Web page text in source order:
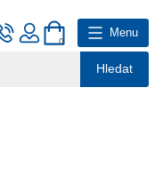
Hledat
0
Menu